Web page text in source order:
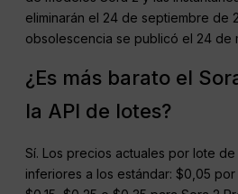
eliminarán el 24 de septiembre de
obsolescencia se publicó el 24 de
¿Es más barato el
la API de lotes?
Sí. Los precios actuales por lote
inferiores a los estándar: $0,05